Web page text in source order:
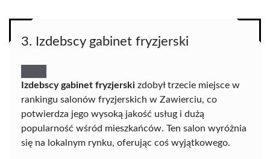
3. Izdebscy gabinet fryzjerski
Izdebscy gabinet fryzjerski zdobył trzecie miejsce w
rankingu salonów fryzjerskich w Zawierciu, co
potwierdza jego wysoką jakość usług i dużą
popularność wśród mieszkańców. Ten salon wyróżnia
się na lokalnym rynku, oferując coś wyjątkowego.